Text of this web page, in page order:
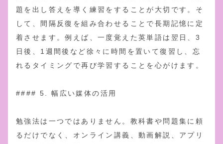
題を出し答えを導く練習をすることが大切です。そ
して、間隔反復を組み合わせることで長期記憶に定
着させます。例えば、一度覚えた英単語は翌日、3
日後、1週間後など徐々に時間を置いて復習し、忘
れるタイミングで再び学習することを心がけます。
#### 5. 幅広い媒体の活用
勉強法は一つではありません。教科書や問題集に頼
るだけでなく、オンライン講義、動画解説、アプリ